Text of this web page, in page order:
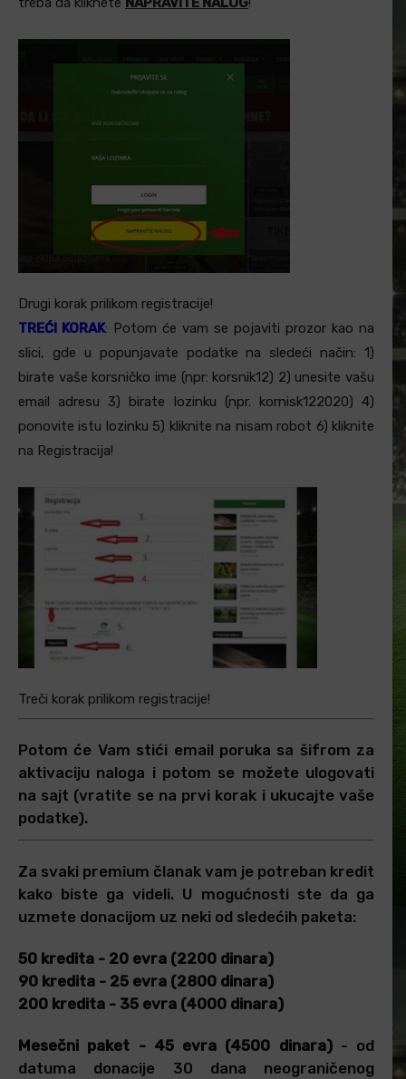
Drugi korak prilikom registracije!
TREĆI KORAK: Potom će vam se pojaviti prozor kao na
slici, gde u popunjavate podatke na sledeći način: 1)
birate vaše korsničko ime (npr: korsnik12) 2) unesite vašu
email adresu 3) birate lozinku (npr. kornisk122020) 4)
ponovite istu lozinku 5) kliknite na nisam robot 6) kliknite
na Registracija!
Treči korak prilikom registracije!
Potom će Vam stići email poruka sa šifrom za
aktivaciju naloga i potom se možete ulogovati
na sajt (vratite se na prvi korak i ukucajte vaše
podatke).
Za svaki premium članak vam je potreban kredit
kako biste ga videli. U mogućnosti ste da ga
uzmete donacijom uz neki od sledećih paketa:
50 kredita - 20 evra (2200 dinara)
90 kredita - 25 evra (2800 dinara)
200 kredita - 35 evra (4000 dinara)
Mesečni paket - 45 evra (4500 dinara)- od
datuma donacije 30 dana neograničenog